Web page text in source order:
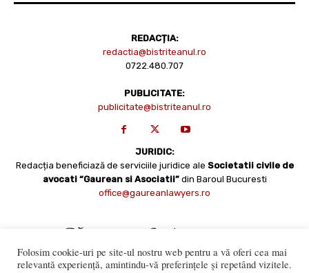
REDACȚIA:
redactia@bistriteanul.ro
0722.480.707
PUBLICITATE:
publicitate@bistriteanul.ro
JURIDIC:
Redacția beneficiază de serviciile juridice ale Societatii civile de
avocati “Gaurean si Asociatii” din Baroul Bucuresti
office@gaureanlawyers.ro
Folosim cookie-uri pe site-ul nostru web pentru a vă oferi cea mai
relevantă experiență, amintindu-vă preferințele și repetând vizitele.